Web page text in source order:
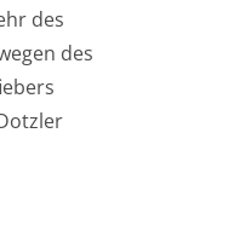
des
des